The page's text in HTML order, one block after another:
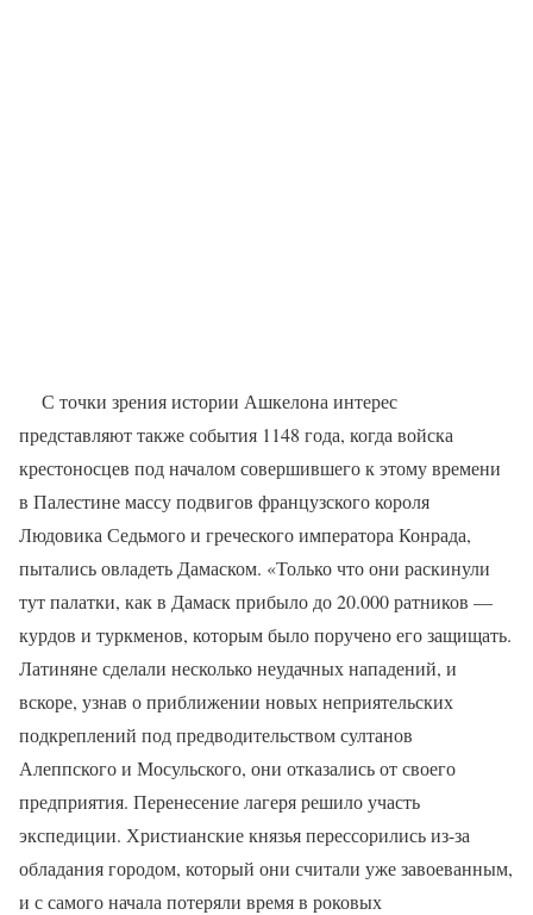
С точки зрения истории Ашкелона интерес
представляют также события 1148 года, когда войска
крестоносцев под началом совершившего к этому времени
в Палестине массу подвигов французского короля
Людовика Седьмого и греческого императора Конрада,
пытались овладеть Дамаском. «Только что они раскинули
тут палатки, как в Дамаск прибыло до 20.000 ратников —
курдов и туркменов, которым было поручено его защищать.
Латиняне сделали несколько неудачных нападений, и
вскоре, узнав о приближении новых неприятельских
подкреплений под предводительством султанов
Алеппского и Мосульского, они отказались от своего
предприятия. Перенесение лагеря решило участь
экспедиции. Христианские князья перессорились из-за
обладания городом, который они считали уже завоеванным,
и с самого начала потеряли время в роковых